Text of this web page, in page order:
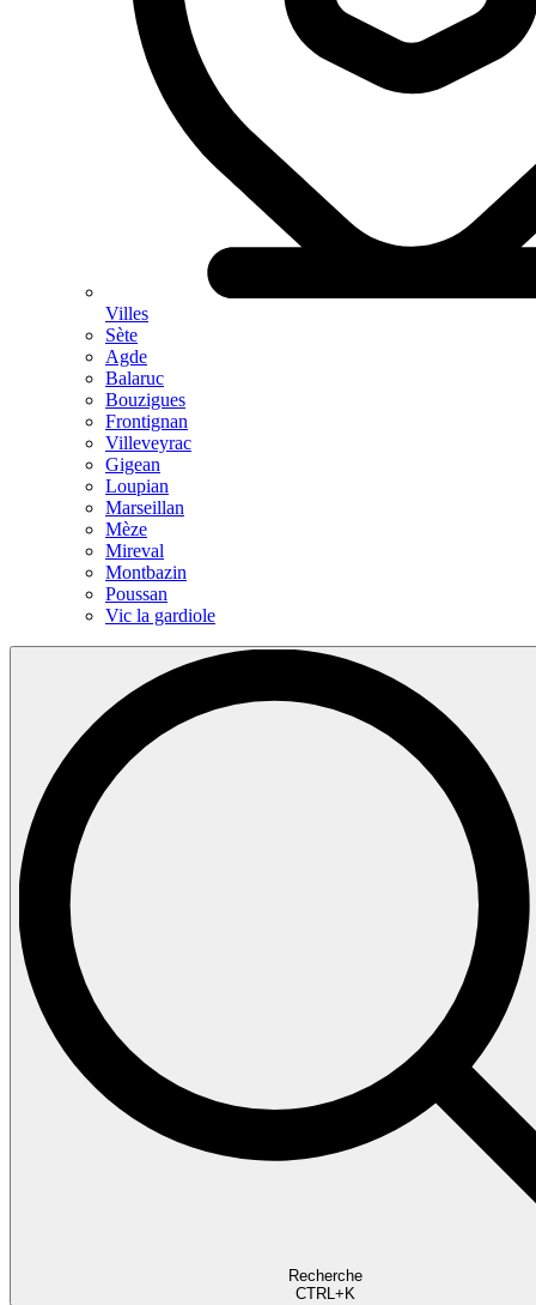
Villes
Sète
Agde
Balaruc
Bouzigues
Frontignan
Villeveyrac
Gigean
Loupian
Marseillan
Mèze
Mireval
Montbazin
Poussan
Vic la gardiole
Recherche
CTRL+K